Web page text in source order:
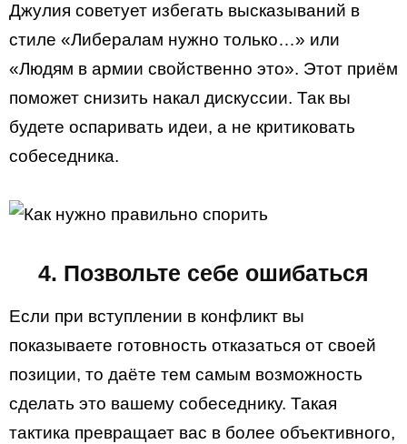
Джулия советует избегать высказываний в
стиле «Либералам нужно только…» или
«Людям в армии свойственно это». Этот приём
поможет снизить накал дискуссии. Так вы
будете оспаривать идеи, а не критиковать
собеседника.
4. Позвольте себе ошибаться
Если при вступлении в конфликт вы
показываете готовность отказаться от своей
позиции, то даёте тем самым возможность
сделать это вашему собеседнику. Такая
тактика превращает вас в более объективного,